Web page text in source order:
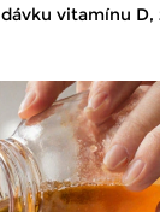
vitamínu